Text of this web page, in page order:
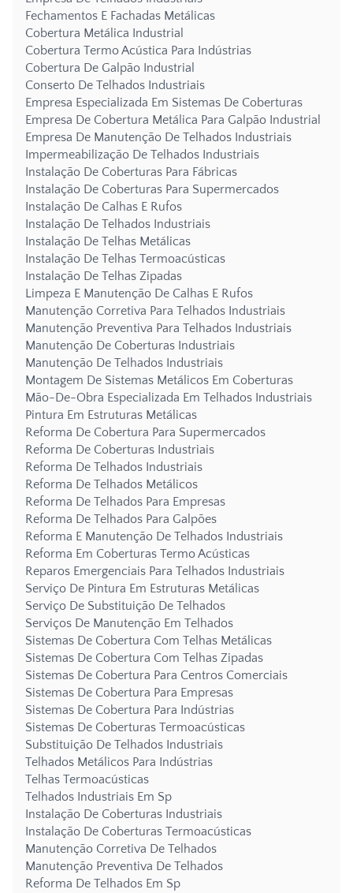
Fechamentos E Fachadas Metálicas
Cobertura Metálica Industrial
Cobertura Termo Acústica Para Indústrias
Cobertura De Galpão Industrial
Conserto De Telhados Industriais
Empresa Especializada Em Sistemas De Coberturas
Empresa De Cobertura Metálica Para Galpão Industrial
Empresa De Manutenção De Telhados Industriais
Impermeabilização De Telhados Industriais
Instalação De Coberturas Para Fábricas
Instalação De Coberturas Para Supermercados
Instalação De Calhas E Rufos
Instalação De Telhados Industriais
Instalação De Telhas Metálicas
Instalação De Telhas Termoacústicas
Instalação De Telhas Zipadas
Limpeza E Manutenção De Calhas E Rufos
Manutenção Corretiva Para Telhados Industriais
Manutenção Preventiva Para Telhados Industriais
Manutenção De Coberturas Industriais
Manutenção De Telhados Industriais
Montagem De Sistemas Metálicos Em Coberturas
Mão-De-Obra Especializada Em Telhados Industriais
Pintura Em Estruturas Metálicas
Reforma De Cobertura Para Supermercados
Reforma De Coberturas Industriais
Reforma De Telhados Industriais
Reforma De Telhados Metálicos
Reforma De Telhados Para Empresas
Reforma De Telhados Para Galpões
Reforma E Manutenção De Telhados Industriais
Reforma Em Coberturas Termo Acústicas
Reparos Emergenciais Para Telhados Industriais
Serviço De Pintura Em Estruturas Metálicas
Serviço De Substituição De Telhados
Serviços De Manutenção Em Telhados
Sistemas De Cobertura Com Telhas Metálicas
Sistemas De Cobertura Com Telhas Zipadas
Sistemas De Cobertura Para Centros Comerciais
Sistemas De Cobertura Para Empresas
Sistemas De Cobertura Para Indústrias
Sistemas De Coberturas Termoacústicas
Substituição De Telhados Industriais
Telhados Metálicos Para Indústrias
Telhas Termoacústicas
Telhados Industriais Em Sp
Instalação De Coberturas Industriais
Instalação De Coberturas Termoacústicas
Manutenção Corretiva De Telhados
Manutenção Preventiva De Telhados
Reforma De Telhados Em Sp